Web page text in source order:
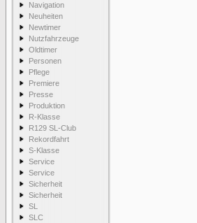
Navigation
Neuheiten
Newtimer
Nutzfahrzeuge
Oldtimer
Personen
Pflege
Premiere
Presse
Produktion
R-Klasse
R129 SL-Club
Rekordfahrt
S-Klasse
Service
Service
Sicherheit
Sicherheit
SL
SLC